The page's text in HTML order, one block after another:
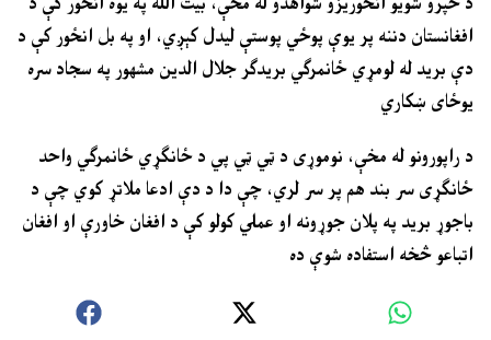
افغانستان دننه پر یوې پوځي پوستې لیدل کېږي، او په بل انځور کې د
دې برید له لومړي ځانمرګي بریدګر جلال الدین مشهور په سجاد سره
یوځای ښکاري
د راپورونو له مخې، نوموړی د ټي ټي پي د ځانګړي ځانمرګي واحد
ځانګړی سر بند هم پر سر لري، چې دا د دې ادعا ملاتړ کوي چې د
باجوړ برید په پلان جوړونه او عملي کولو کې د افغان خاورې او افغان
اتباعو څخه استفاده شوې ده